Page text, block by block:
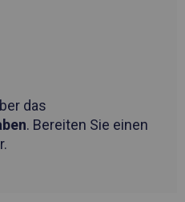
das
. Bereiten Sie einen